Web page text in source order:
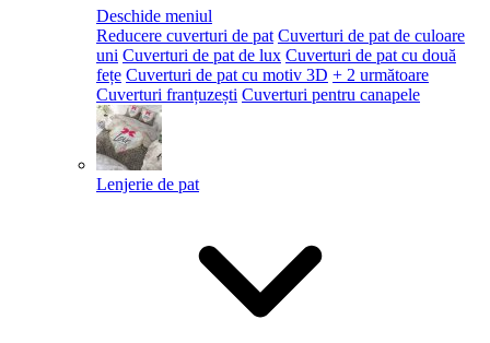
Deschide meniul
Reducere cuverturi de pat Cuverturi de pat de culoare
uni Cuverturi de pat de lux Cuverturi de pat cu două
fețe Cuverturi de pat cu motiv 3D + 2 următoare
Cuverturi franțuzești Cuverturi pentru canapele
Lenjerie de pat